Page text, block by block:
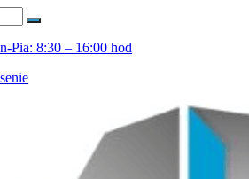
Pia: 8:30 – 16:00 hod